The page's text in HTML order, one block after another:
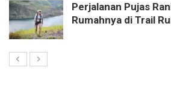
Perjalanan Pujas
Rumahnya di Trail